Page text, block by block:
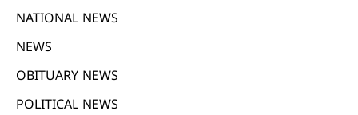
NATIONAL NEWS
NEWS
OBITUARY NEWS
POLITICAL NEWS